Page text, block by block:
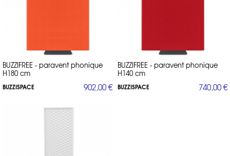
BUZZIFREE - paravent phonique
H180 cm
BUZZISPACE 902,00 €
BUZZIFREE - paravent phonique
H140 cm
BUZZISPACE 740,00 €